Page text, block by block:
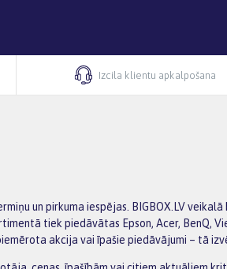
Izcila klientu apkalpošana
un pirkuma iespējas. BIGBOX.LV
tiek piedāvātas Epson, Acer, BenQ,
akcija vai īpašie piedāvājumi – tā